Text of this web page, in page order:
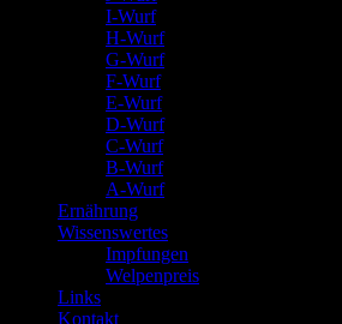
I-Wurf
H-Wurf
G-Wurf
F-Wurf
E-Wurf
D-Wurf
C-Wurf
B-Wurf
A-Wurf
Ernährung
Wissenswertes
Impfungen
Welpenpreis
Links
Kontakt